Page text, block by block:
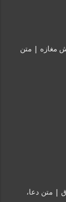
مغازه | متن
| متن دعا،